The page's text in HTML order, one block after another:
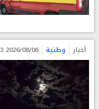
أخبار وطنية 2026/08/06 18:13